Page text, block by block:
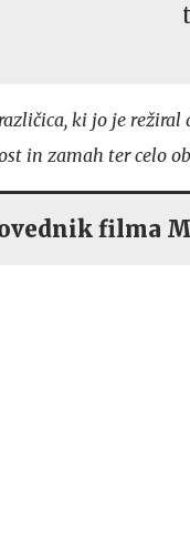
ki jo je
in zamah ter celo
filma